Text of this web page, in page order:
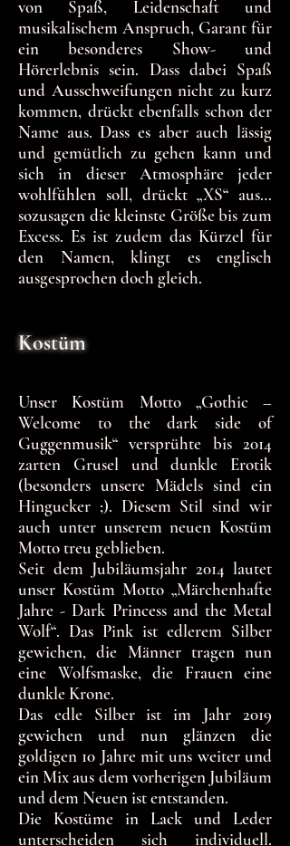
von Spaß, Leidenschaft und
musikalischem Anspruch, Garant für
ein besonderes Show- und
Hörerlebnis sein. Dass dabei Spaß
und Ausschweifungen nicht zu kurz
kommen, drückt ebenfalls schon der
Name aus. Dass es aber auch lässig
und gemütlich zu gehen kann und
sich in dieser Atmosphäre jeder
wohlfühlen soll, drückt „XS“ aus…
sozusagen die kleinste Größe bis zum
Excess. Es ist zudem das Kürzel für
den Namen, klingt es englisch
ausgesprochen doch gleich.
Kostüm
Unser Kostüm Motto „Gothic –
Welcome to the dark side of
Guggenmusik“ versprühte bis 2014
zarten Grusel und dunkle Erotik
(besonders unsere Mädels sind ein
Hingucker ;). Diesem Stil sind wir
auch unter unserem neuen Kostüm
Motto treu geblieben.
Seit dem Jubiläumsjahr 2014 lautet
unser Kostüm Motto „Märchenhafte
Jahre - Dark Princess and the Metal
Wolf“. Das Pink ist edlerem Silber
gewichen, die Männer tragen nun
eine Wolfsmaske, die Frauen eine
dunkle Krone.
Das edle Silber ist im Jahr 2019
gewichen und nun glänzen die
goldigen 10 Jahre mit uns weiter und
ein Mix aus dem vorherigen Jubiläum
und dem Neuen ist entstanden.
Die Kostüme in Lack und Leder
unterscheiden sich individuell.